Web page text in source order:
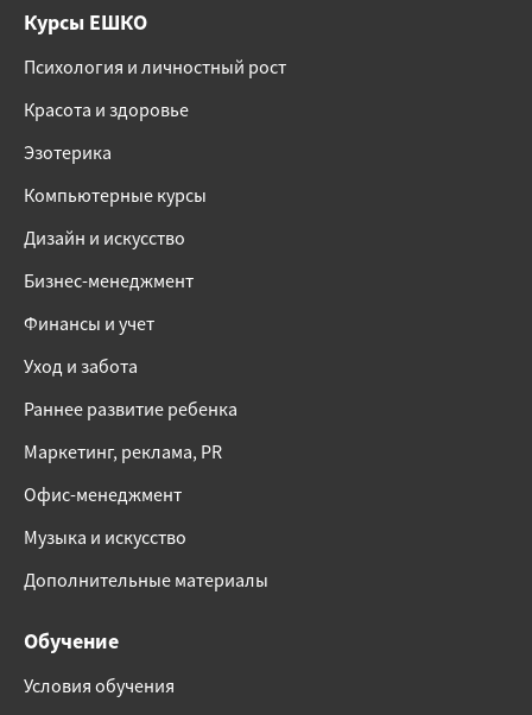
Курсы ЕШКО
Психология и личностный рост
Красота и здоровье
Эзотерика
Компьютерные курсы
Дизайн и искусство
Бизнес-менеджмент
Финансы и учет
Уход и забота
Раннее развитие ребенка
Маркетинг, реклама, PR
Офис-менеджмент
Музыка и искусство
Дополнительные материалы
Обучение
Условия обучения